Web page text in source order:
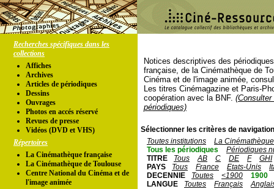
Recherches spécifiques dans les
collections
Affiches
Archives
Articles de périodiques
Dessins
Ouvrages
Photos en accés réservé
Revues de presse
Vidéos (DVD et VHS)
Répertoires
La Cinémathèque française
La Cinémathèque de Toulouse
Centre National du Cinéma et de
l'image animée
Notices descriptives des
française, de la Cinémathèque de
Cinéma et de l'image animée,
Les titres Cinémagazine et Paris-
coopération avec la BNF.
périodiques)
Sélectionner les critères de
Toutes institutions
La
Tous les périodiques
Périodiques
TITRE
Tous AB C DE F
GHI
PAYS
Tous France Etats-Unis
DECENNIE
Toutes <1900
1900
LANGUE
Toutes Français